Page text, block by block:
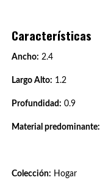
Características
Ancho: 2.4
Largo Alto: 1.2
Profundidad: 0.9
Material predominante:
Colección: Hogar